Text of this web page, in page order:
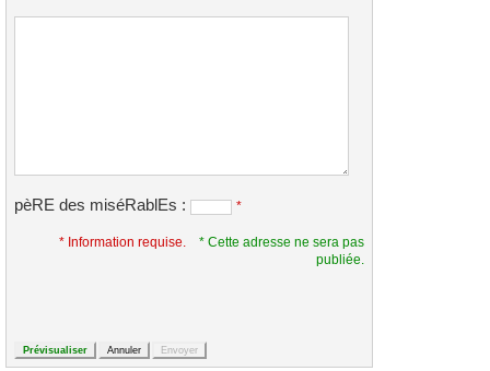
pèRE des miséRablEs : *
* Information requise.
* Cette adresse ne sera pas
publiée.